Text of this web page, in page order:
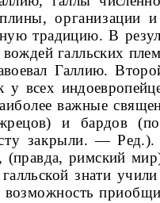
организа­ции и
традицию. В
галльских
воевал Галлию.
у всех
важные
и бардов
закры­ли. —
(правда, римский
знати